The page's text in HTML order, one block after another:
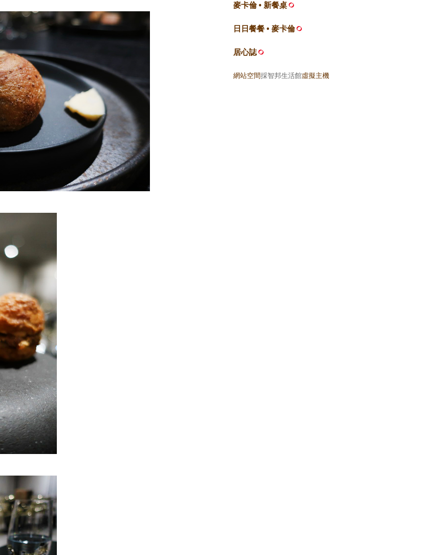
麥卡倫 • 新餐桌
日日餐餐 • 麥卡倫
居心誌
網站空間採智邦生活館虛擬主機